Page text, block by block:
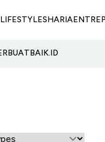
LIFESTYLESHARIA